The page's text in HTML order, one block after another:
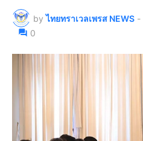
by ไทยทราเวลเพรส NEWS -
0